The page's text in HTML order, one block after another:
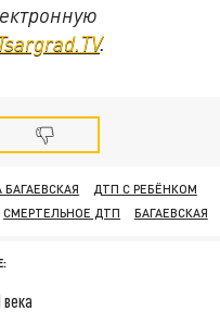
.
БАГАЕВСКАЯ
ДТП С РЕБЁНКОМ
СМЕРТЕЛЬНОЕ ДТП БАГАЕВСКАЯ